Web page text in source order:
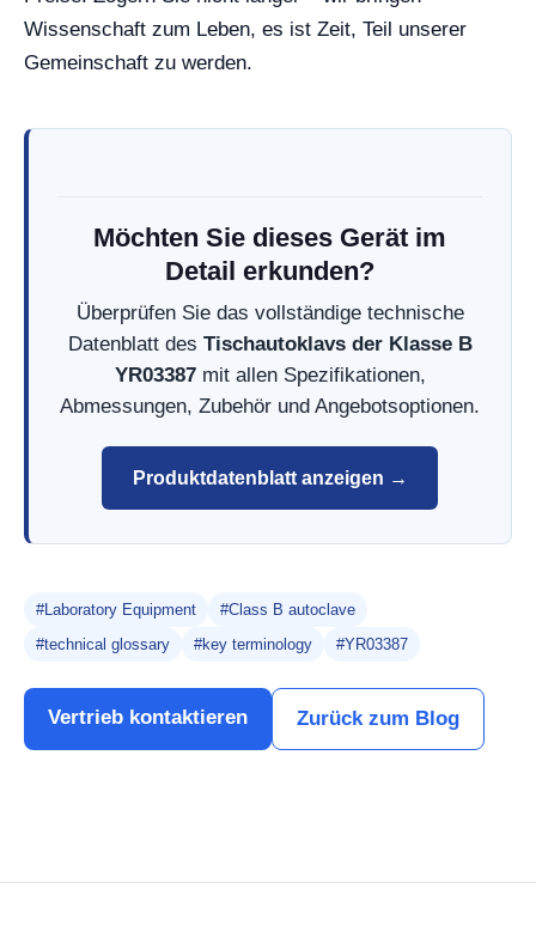
Wissenschaft zum Leben, es ist Zeit, Teil unserer
Gemeinschaft zu werden.
Möchten Sie dieses Gerät im
Detail erkunden?
Überprüfen Sie das vollständige technische
Datenblatt des Tischautoklavs der Klasse B
YR03387mit allen Spezifikationen,
Abmessungen, Zubehör und Angebotsoptionen.
Produktdatenblatt anzeigen →
#Laboratory Equipment
#Class B autoclave
#technical glossary
#key terminology #YR03387
Vertrieb kontaktieren Zurück zum Blog